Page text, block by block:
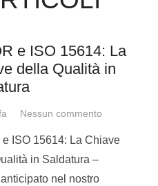
e ISO 15614: La
della Qualità in
Nessun commento
e ISO 15614: La Chiave
in Saldatura –
nel nostro